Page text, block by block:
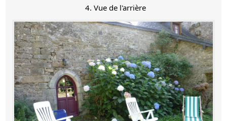
4. Vue de l'arrière